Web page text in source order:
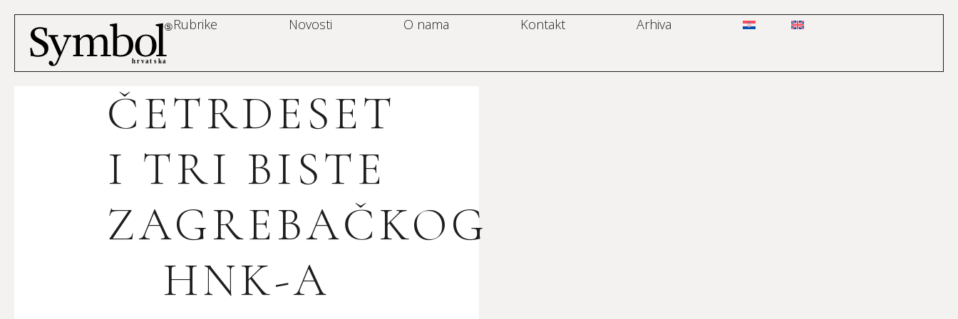
Rubrike Novosti O nama Kontakt Arhiva
ČETRDESET
I TRI BISTE
ZAGREBAČKOG
HNK-A